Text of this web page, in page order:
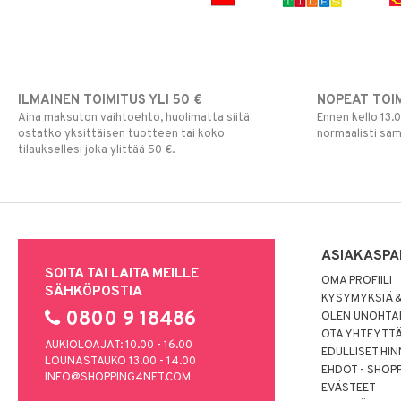
ILMAINEN TOIMITUS YLI 50 €
Aina maksuton vaihtoehto, huolimatta siitä
ostatko yksittäisen tuotteen tai koko
tilauksellesi joka ylittää 50 €.
NOPEAT
Ennen kello
normaalisti
SOITA TAI LAITA MEILLE
SÄHKÖPOSTIA
0800 9 18486
AUKIOLOAJAT: 10.00 - 16.00
LOUNASTAUKO 13.00 - 14.00
INFO@SHOPPING4NET.COM
OMA PROFIILI
KYSYMYKSIÄ
OLEN
OTA
EDULLISET
EHDOT -
EVÄSTEET